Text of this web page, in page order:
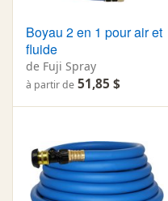
Boyau 2 en 1 pour air et
fluide
de Fuji Spray
à partir de 51,85 $